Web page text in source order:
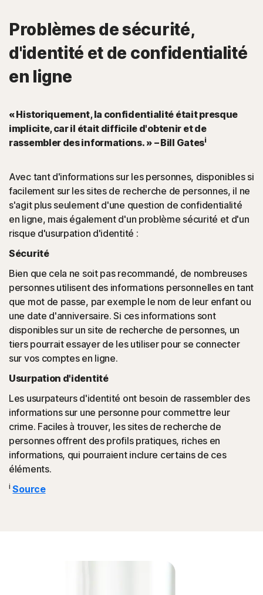
Problèmes de sécurité,
d'identité et de confidentialité
en ligne
« Historiquement, la confidentialité était presque
implicite, car il était difficile d'obtenir et de
rassembler des informations. » – Bill Gatesi
Avec tant d'informations sur les personnes, disponibles si
facilement sur les sites de recherche de personnes, il ne
s'agit plus seulement d'une question de confidentialité
en ligne, mais également d'un problème sécurité et d'un
risque d'usurpation d'identité :
Sécurité
Bien que cela ne soit pas recommandé, de nombreuses
personnes utilisent des informations personnelles en tant
que mot de passe, par exemple le nom de leur enfant ou
une date d'anniversaire. Si ces informations sont
disponibles sur un site de recherche de personnes, un
tiers pourrait essayer de les utiliser pour se connecter
sur vos comptes en ligne.
Usurpation d'identité
Les usurpateurs d'identité ont besoin de rassembler des
informations sur une personne pour commettre leur
crime. Faciles à trouver, les sites de recherche de
personnes offrent des profils pratiques, riches en
informations, qui pourraient inclure certains de ces
éléments.
i Source